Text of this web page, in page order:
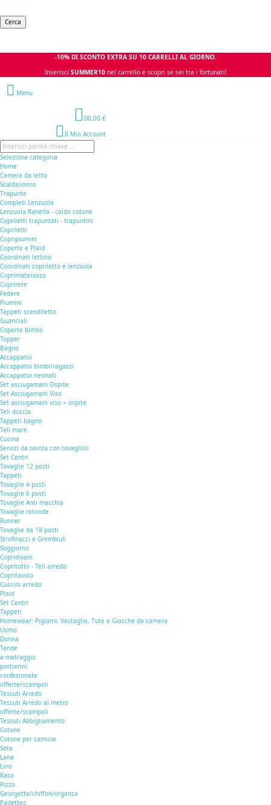
Cerca
-10% DI SCONTO EXTRA SU 10 CARRELLI AL GIORNO.
Inserisci SUMMER10 nel carrello e scopri se sei tra i fortunati!
Menu
00,00 €
Il Mio Account
Seleziona categoria
Home
Camera da letto
Scaldasonno
Trapunte
Completi Lenzuola
Lenzuola flanella - caldo cotone
Copriletti trapuntati - trapuntini
Copriletti
Copripiumini
Coperte e Plaid
Coordinati lettino
Coordinati copriletto e lenzuola
Coprimaterasso
Coprirete
Federe
Piumini
Tappeti scendiletto
Guanciali
Coperte bimbo
Topper
Bagno
Accappatoi
Accappatoi bimbi/ragazzi
Accappatoi neonati
Set asciugamani Ospite
Set Asciugamani Viso
Set asciugamani viso + ospite
Teli doccia
Tappeti bagno
Teli mare
Cucina
Servizi da tavola con tovaglioli
Set Centri
Tovaglie 12 posti
Tappeti
Tovaglie 4 posti
Tovaglie 6 posti
Tovaglie Anti macchia
Tovaglie rotonde
Runner
Tovaglie da 18 posti
Strofinacci e Grembiuli
Soggiorno
Copridivani
Copritutto - Teli arredo
Copritavolo
Cuscini arredo
Plaid
Set Centri
Tappeti
Homewear: Pigiami, Vestaglie, Tute e Giacche da camera
Uomo
Donna
Tende
a metraggio
portierini
confezionate
offerte/scampoli
Tessuti Arredo
Tessuti Arredo al metro
offerte/scampoli
Tessuti Abbigliamento
Cotone
Cotone per camicie
Seta
Lana
Lino
Raso
Pizzo
Georgette/chiffon/organza
Pailettes